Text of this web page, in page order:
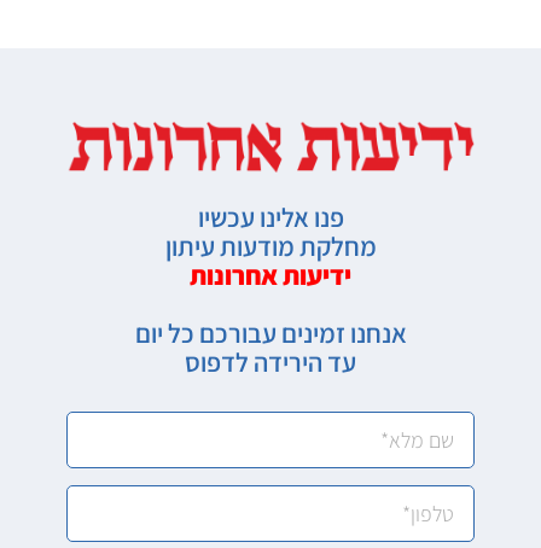
פנו אלינו עכשיו
מחלקת מודעות עיתון
ידיעות אחרונות
אנחנו זמינים עבורכם כל יום
עד הירידה לדפוס